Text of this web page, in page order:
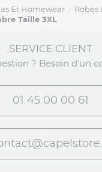
Et Homewear
Robes
Taille 3XL
SERVICE CLIENT
? Besoin d'un
01 45 00 00 61